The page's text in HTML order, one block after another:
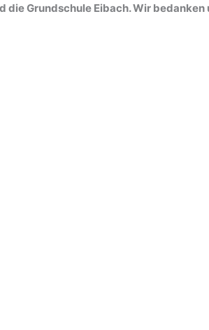
Grundschule Eibach. Wir